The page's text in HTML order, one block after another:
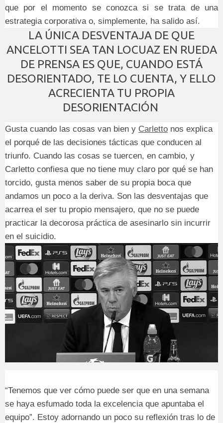
que por el momento se conozca si se trata de una
estrategia corporativa o, simplemente, ha salido así.
LA ÚNICA DESVENTAJA DE QUE
ANCELOTTI SEA TAN LOCUAZ EN RUEDA
DE PRENSA ES QUE, CUANDO ESTÁ
DESORIENTADO, TE LO CUENTA, Y ELLO
ACRECIENTA TU PROPIA
DESORIENTACIÓN
Gusta cuando las cosas van bien y Carletto nos explica
el porqué de las decisiones tácticas que conducen al
triunfo. Cuando las cosas se tuercen, en cambio, y
Carletto confiesa que no tiene muy claro por qué se han
torcido, gusta menos saber de su propia boca que
andamos un poco a la deriva. Son las desventajas que
acarrea el ser tu propio mensajero, que no se puede
practicar la decorosa práctica de asesinarlo sin incurrir
en el suicidio.
“Tenemos que ver cómo puede ser que en una semana
se haya esfumado toda la excelencia que apuntaba el
equipo”. Estoy adornando un poco su reflexión tras lo de